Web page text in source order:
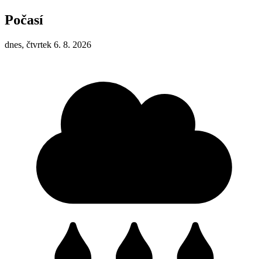
Počasí
dnes, čtvrtek 6. 8. 2026